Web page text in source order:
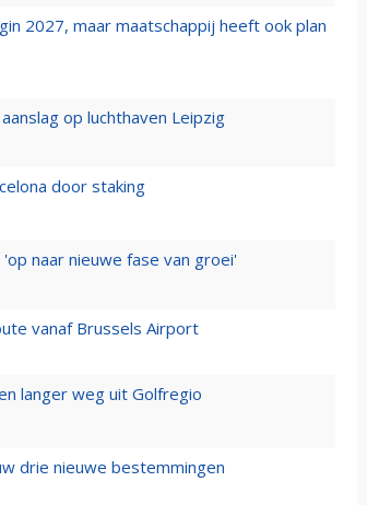
2027, maar maatschappij heeft ook plan
op luchthaven Leipzig
door staking
naar nieuwe fase van groei'
vanaf Brussels Airport
langer weg uit Golfregio
drie nieuwe bestemmingen